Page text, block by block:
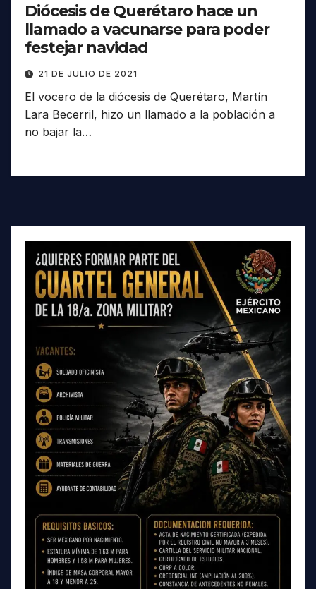
Diócesis de Querétaro hace un
llamado a vacunarse para poder
festejar navidad
21 DE JULIO DE 2021
El vocero de la diócesis de Querétaro, Martín
Lara Becerril, hizo un llamado a la población a
no bajar la…